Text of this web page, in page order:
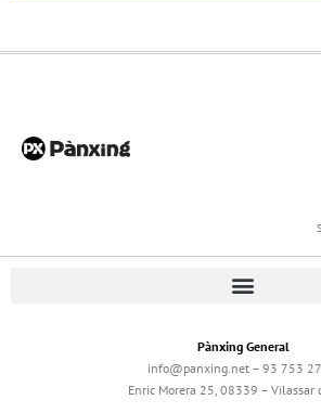
Pànxing General
info@panxing.net – 93 753
Enric Morera 25, 08339 – Vilassar